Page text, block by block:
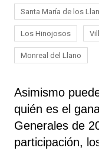
Santa María de los
Los Hinojosos
Monreal del Llano
Asimismo
quién es el
Generales de
participación,